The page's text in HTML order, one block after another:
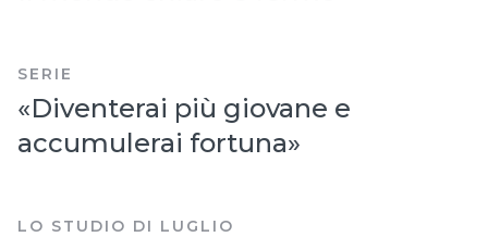
SERIE
«Diventerai più giovane e
accumulerai fortuna»
LO STUDIO DI LUGLIO